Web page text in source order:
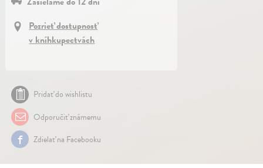
Pozrieť dostupnosť
v kníhkupectvách
Pridať do wishlistu
Odporučiť známemu
Zdielať na Facebooku